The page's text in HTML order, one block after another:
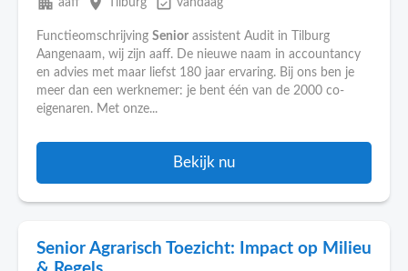
aaff Tilburg vandaag
Functieomschrijving Senior assistent Audit in Tilburg
Aangenaam, wij zijn aaff. De nieuwe naam in accountancy
en advies met maar liefst 180 jaar ervaring. Bij ons ben je
meer dan een werknemer: je bent één van de 2000 co-
eigenaren. Met onze...
Bekijk nu
Senior Agrarisch Toezicht: Impact op Milieu